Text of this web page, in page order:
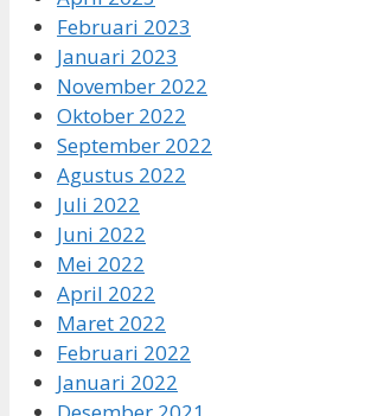
Februari 2023
Januari 2023
November 2022
Oktober 2022
September 2022
Agustus 2022
Juli 2022
Juni 2022
Mei 2022
April 2022
Maret 2022
Februari 2022
Januari 2022